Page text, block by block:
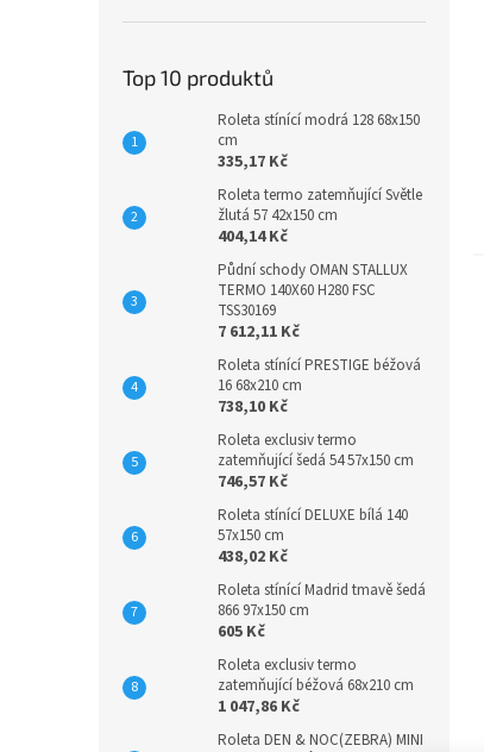
Top 10 produktů
Roleta stínící modrá 128 68x150
cm
335,17 Kč
Roleta termo zatemňující Světle
žlutá 57 42x150 cm
404,14 Kč
Půdní schody OMAN STALLUX
TERMO 140X60 H280 FSC
TSS30169
7 612,11 Kč
Roleta stínící PRESTIGE béžová
16 68x210 cm
738,10 Kč
Roleta exclusiv termo
zatemňující šedá 54 57x150 cm
746,57 Kč
Roleta stínící DELUXE bílá 140
57x150 cm
438,02 Kč
Roleta stínící Madrid tmavě šedá
866 97x150 cm
605 Kč
Roleta exclusiv termo
zatemňující béžová 68x210 cm
1 047,86 Kč
Roleta DEN & NOC(ZEBRA) MINI